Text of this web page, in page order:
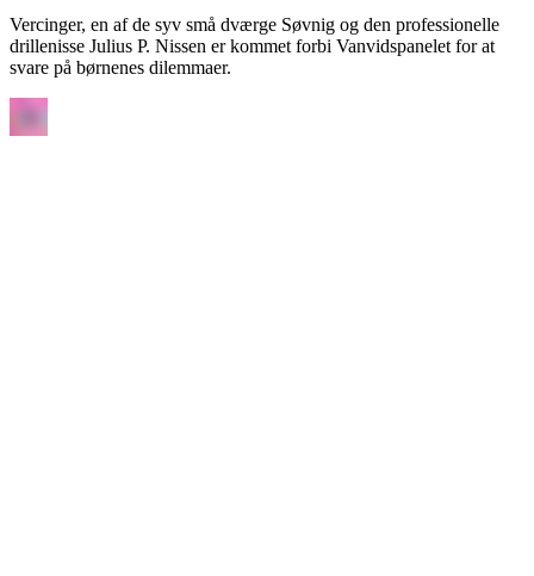
Vercinger, en af de syv små dværge Søvnig og den professionelle
drillenisse Julius P. Nissen er kommet forbi Vanvidspanelet for at
svare på børnenes dilemmaer.